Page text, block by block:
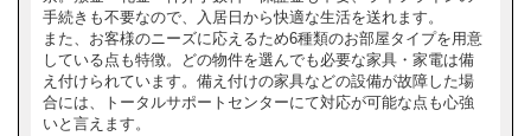
手続きも不要なので、入居日から快適な生活を送れます。
また、お客様のニーズに応えるため6種類のお部屋タイプを用意
している点も特徴。どの物件を選んでも必要な家具・家電は備
え付けられています。備え付けの家具などの設備が故障した場
合には、トータルサポートセンターにて対応が可能な点も心強
いと言えます。